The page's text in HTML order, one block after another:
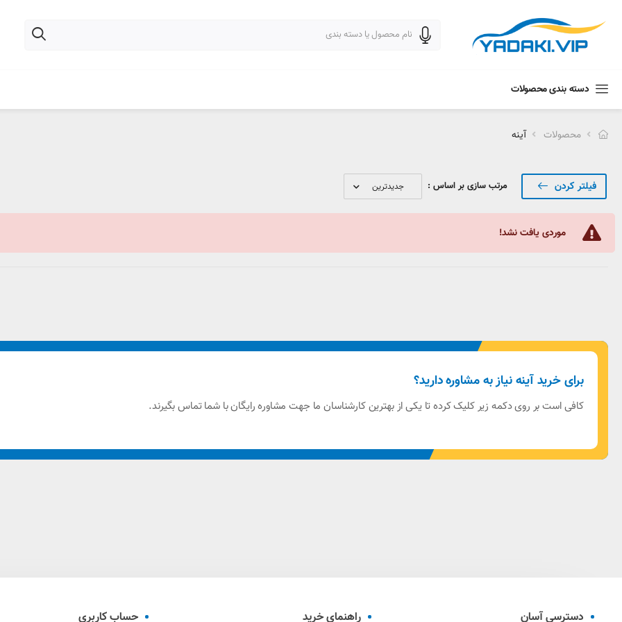
دسته بندی محصولات
محصولات آینه
فیلتر کردن مرتب سازی بر اساس :
موردی یافت نشد!
برای خرید آینه نیاز به مشاوره دارید؟
کافی است بر روی دکمه زیر کلیک کرده تا یکی از بهترین کارشناسان ما جهت مشاوره رایگان با شما تماس بگیرند.
دسترسی آسان راهنمای خرید حساب کاربری